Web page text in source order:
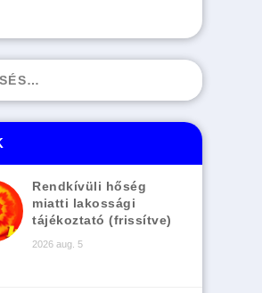
Rendkívüli hőség
miatti lakossági
tájékoztató (frissítve)
2026 aug. 5